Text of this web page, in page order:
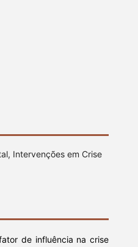
Intervenções em Crise
de influência na crise